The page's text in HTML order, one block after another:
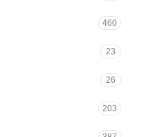
460
23
26
203